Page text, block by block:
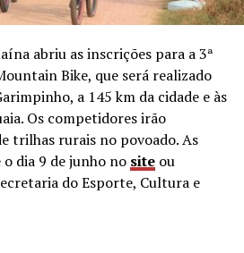
abriu as inscrições para a 3ª
Bike, que será realizado
a 145 km da cidade e às
Os competidores irão
trilhas rurais no povoado. As
dia 9 de junho no site ou
do Esporte, Cultura e